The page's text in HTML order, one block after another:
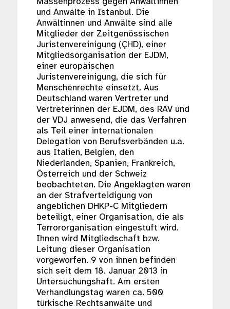
und Anwälte in Istanbul. Die
Anwältinnen und Anwälte sind alle
Mitglieder der Zeitgenössischen
Juristenvereinigung (ÇHD), einer
Mitgliedsorganisation der EJDM,
einer europäischen
Juristenvereinigung, die sich für
Menschenrechte einsetzt. Aus
Deutschland waren Vertreter und
Vertreterinnen der EJDM, des RAV und
der VDJ anwesend, die das Verfahren
als Teil einer internationalen
Delegation von Berufsverbänden u.a.
aus Italien, Belgien, den
Niederlanden, Spanien, Frankreich,
Österreich und der Schweiz
beobachteten. Die Angeklagten waren
an der Strafverteidigung von
angeblichen DHKP-C Mitgliedern
beteiligt, einer Organisation, die als
Terrororganisation eingestuft wird.
Ihnen wird Mitgliedschaft bzw.
Leitung dieser Organisation
vorgeworfen. 9 von ihnen befinden
sich seit dem 18. Januar 2013 in
Untersuchungshaft. Am ersten
Verhandlungstag waren ca. 500
türkische Rechtsanwälte und